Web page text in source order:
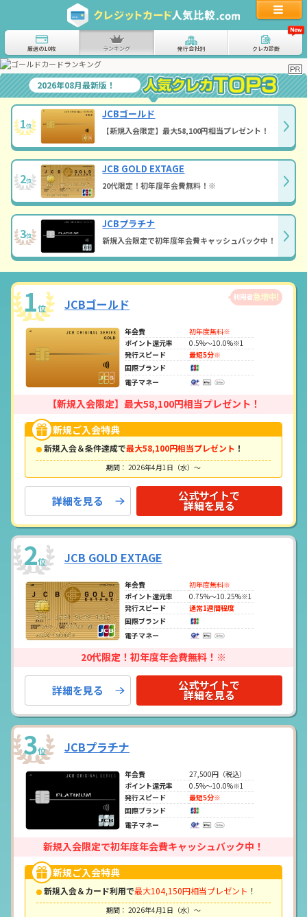
厳選の10枚 ランキング 発行会社別 クレカ診断
2026年08月最新版！
1位
JCBゴールド
【新規入会限定】最大58,100円相当プレゼント！
2位
JCB GOLD EXTAGE
20代限定！初年度年会費無料！※
3位
JCBプラチナ
新規入会限定で初年度年会費キャッシュバック中！
1位 JCBゴールド
年会費
初年度無料※
ポイント還元率
0.5%～10.0%※1
発行スピード
最短5分※
国際ブランド
電子マネー
【新規入会限定】最大58,100円相当プレゼント！
新規ご入会特典
新規入会＆条件達成で最大58,100円相当プレゼント ！
期間： 2026年4月1日（水）～
詳細を見る 公式サイトで
詳細を見る
2位 JCB GOLD EXTAGE
年会費
初年度無料※
ポイント還元率
0.75%～10.25%※1
発行スピード
通常1週間程度
国際ブランド
電子マネー
20代限定！初年度年会費無料！※
詳細を見る 公式サイトで
詳細を見る
3位 JCBプラチナ
年会費
27,500円（税込）
ポイント還元率
0.5%～10.0%※1
発行スピード
最短5分※
国際ブランド
電子マネー
新規入会限定で初年度年会費キャッシュバック中！
新規ご入会特典
新規入会＆カード利用で最大104,150円相当プレゼント ！
期間： 2026年4月1日（水）～